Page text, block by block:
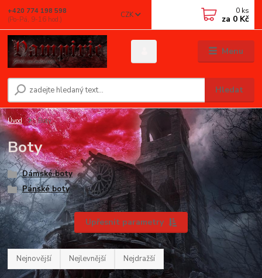
Menu
CZK
Hledat
+420 774 198 598
(Po-Pá, 9-16 hod.)
0 ks
za 0 Kč
Úvod Boty
Boty
Dámské boty
Pánské boty
Upřesnit parametry
Nejnovější Nejlevnější Nejdražší